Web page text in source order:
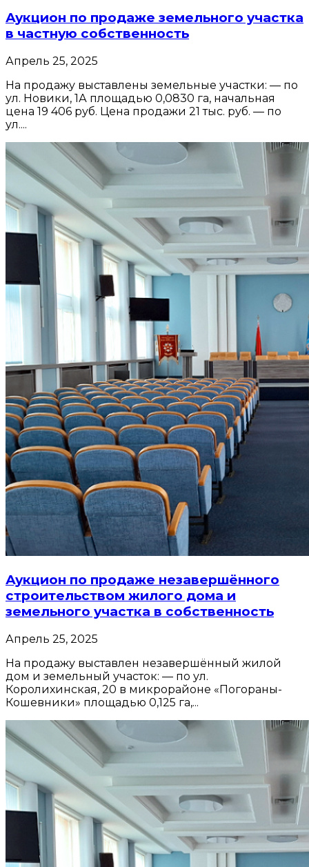
Аукцион по продаже земельного участка
в частную собственность
Апрель 25, 2025
На продажу выставлены земельные участки: — по
ул. Новики, 1А площадью 0,0830 га, начальная
цена 19 406 руб. Цена продажи 21 тыс. руб. — по
ул....
Аукцион по продаже незавершённого
строительством жилого дома и
земельного участка в собственность
Апрель 25, 2025
На продажу выставлен незавершённый жилой
дом и земельный участок: — по ул.
Королихинская, 20 в микрорайоне «Погораны-
Кошевники» площадью 0,125 га,...